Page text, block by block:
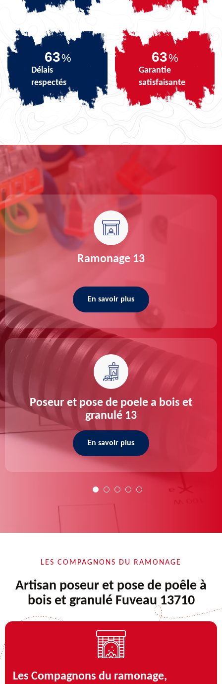
80%
Délais
respectés
80%
Garantie
satisfaisante
Ramonage 13
En savoir plus
Poseur et pose de poele a bois et
granulé 13
En savoir plus
LES COMPAGNONS DU RAMONAGE
Artisan poseur et pose de poêle à
bois et granulé Fuveau 13710
Les Compagnons du ramonage,